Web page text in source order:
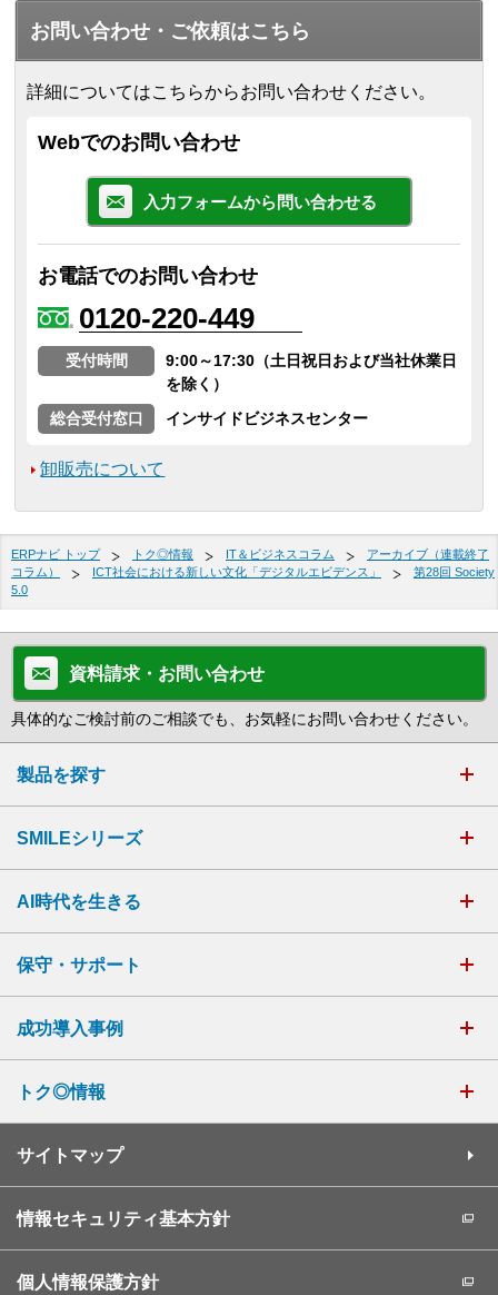
お問い合わせ・ご依頼はこちら
詳細についてはこちらからお問い合わせください。
Webでのお問い合わせ
入力フォームから問い合わせる
お電話でのお問い合わせ
0120-220-449
受付時間
9:00～17:30（土日祝日および当社休業日
を除く）
総合受付窓口
インサイドビジネスセンター
卸販売について
ERPナビ トップ トク◎情報 IT＆ビジネスコラム
アーカイブ（連載終了
コラム）
ICT社会における新しい文化「デジタルエビデンス」
第28回 Society
5.0
資料請求・お問い合わせ
具体的なご検討前のご相談でも、お気軽にお問い合わせください。
製品を探す
SMILEシリーズ
AI時代を生きる
保守・サポート
成功導入事例
トク◎情報
サイトマップ
情報セキュリティ基本方針
個人情報保護方針